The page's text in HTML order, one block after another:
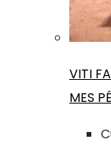
VITI
MES